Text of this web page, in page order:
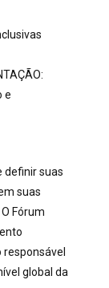
e
definir suas
suas
Fórum
responsável
global da